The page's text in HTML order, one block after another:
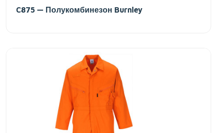
C875 — Полукомбинезон Burnley